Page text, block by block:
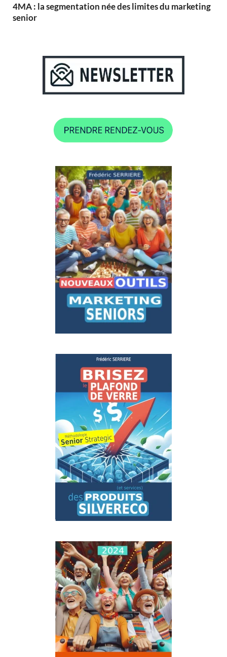
4MA : la segmentation née des limites du marketing
senior